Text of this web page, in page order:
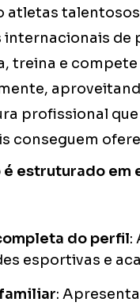
atletas
de
treina e compete
profissional
conseguem
é estruturado em
do perfil:
esportivas e
: